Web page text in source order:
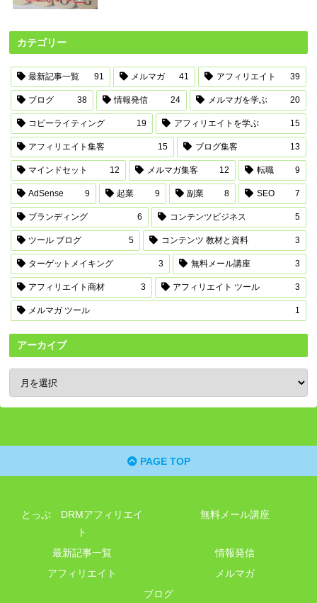
カテゴリー
最新記事一覧 91 メルマガ 41 アフィリエイト 39
ブログ 38 情報発信 24 メルマガを学ぶ 20
コピーライティング 19 アフィリエイトを学ぶ 15
アフィリエイト集客 15 ブログ集客 13
マインドセット 12 メルマガ集客 12 転職 9
AdSense 9 起業 9 副業 8 SEO 7
ブランディング 6 コンテンツビジネス 5
ツール ブログ 5 コンテンツ 教材と資料 3
ターゲットメイキング 3 無料メール講座 3
アフィリエイト商材 3 アフィリエイト ツール 3
メルマガ ツール 1
アーカイブ
PAGE TOP
とっぷ DRMアフィリエイ
ト
無料メール講座
最新記事一覧
情報発信
アフィリエイト
メルマガ
ブログ